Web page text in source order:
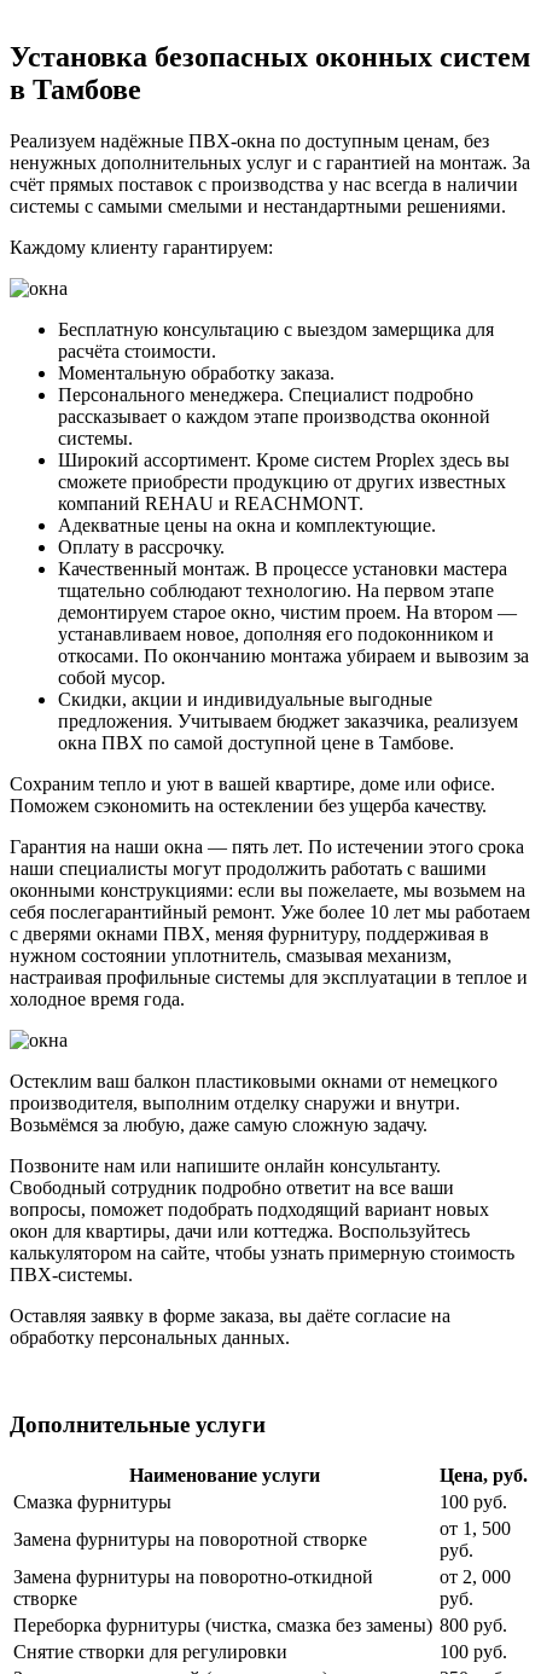
Установка безопасных оконных систем
в Тамбове
Реализуем надёжные ПВХ-окна по доступным ценам, без
ненужных дополнительных услуг и с гарантией на монтаж. За
счёт прямых поставок с производства у нас всегда в наличии
системы с самыми смелыми и нестандартными решениями.
Каждому клиенту гарантируем:
Бесплатную консультацию с выездом замерщика для
расчёта стоимости.
Моментальную обработку заказа.
Персонального менеджера. Специалист подробно
рассказывает о каждом этапе производства оконной
системы.
Широкий ассортимент. Кроме систем Proplex здесь вы
сможете приобрести продукцию от других известных
компаний REHAU и REACHMONT.
Адекватные цены на окна и комплектующие.
Оплату в рассрочку.
Качественный монтаж. В процессе установки мастера
тщательно соблюдают технологию. На первом этапе
демонтируем старое окно, чистим проем. На втором —
устанавливаем новое, дополняя его подоконником и
откосами. По окончанию монтажа убираем и вывозим за
собой мусор.
Скидки, акции и индивидуальные выгодные
предложения. Учитываем бюджет заказчика, реализуем
окна ПВХ по самой доступной цене в Тамбове.
Сохраним тепло и уют в вашей квартире, доме или офисе.
Поможем сэкономить на остеклении без ущерба качеству.
Гарантия на наши окна — пять лет. По истечении этого срока
наши специалисты могут продолжить работать с вашими
оконными конструкциями: если вы пожелаете, мы возьмем на
себя послегарантийный ремонт. Уже более 10 лет мы работаем
с дверями окнами ПВХ, меняя фурнитуру, поддерживая в
нужном состоянии уплотнитель, смазывая механизм,
настраивая профильные системы для эксплуатации в теплое и
холодное время года.
Остеклим ваш балкон пластиковыми окнами от немецкого
производителя, выполним отделку снаружи и внутри.
Возьмёмся за любую, даже самую сложную задачу.
Позвоните нам или напишите онлайн консультанту.
Свободный сотрудник подробно ответит на все ваши
вопросы, поможет подобрать подходящий вариант новых
окон для квартиры, дачи или коттеджа. Воспользуйтесь
калькулятором на сайте, чтобы узнать примерную стоимость
ПВХ-системы.
Оставляя заявку в форме заказа, вы даёте согласие на
обработку персональных данных.
Дополнительные услуги
Наименование услуги
Цена, руб.
Смазка фурнитуры
100 руб.
Замена фурнитуры на поворотной створке
от 1, 500
руб.
Замена фурнитуры на поворотно-откидной
створке
от 2, 000
руб.
Переборка фурнитуры (чистка, смазка без замены) 800 руб.
Снятие створки для регулировки
100 руб.